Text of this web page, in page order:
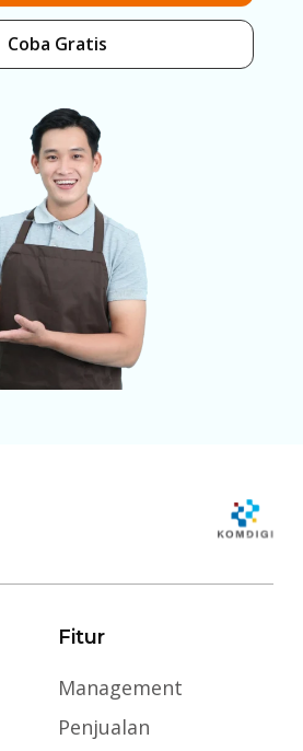
Coba Gratis
Fitur
Management
Penjualan